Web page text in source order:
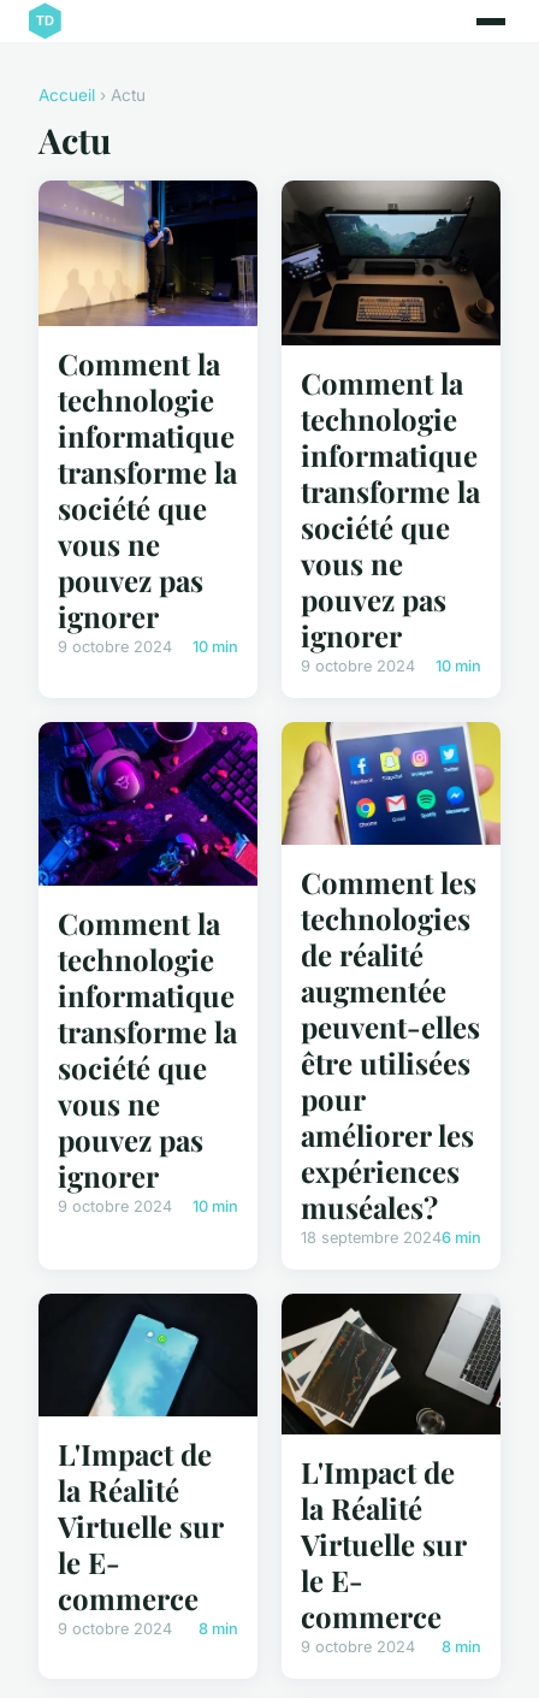
Accueil › Actu
Actu
Comment la
technologie
informatique
transforme la
société que
vous ne
pouvez pas
ignorer
9 octobre 2024 10 min
Comment la
technologie
informatique
transforme la
société que
vous ne
pouvez pas
ignorer
9 octobre 2024 10 min
Comment la
technologie
informatique
transforme la
société que
vous ne
pouvez pas
ignorer
9 octobre 2024 10 min
Comment les
technologies
de réalité
augmentée
peuvent-elles
être utilisées
pour
améliorer les
expériences
muséales?
18 septembre 20246 min
L'Impact de
la Réalité
Virtuelle sur
le E-
commerce
9 octobre 2024 8 min
L'Impact de
la Réalité
Virtuelle sur
le E-
commerce
9 octobre 2024 8 min